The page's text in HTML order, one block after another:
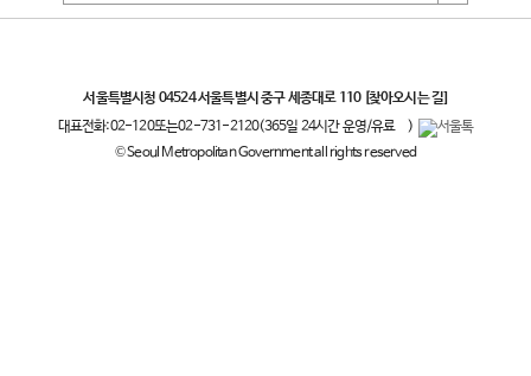
서울특별시청 04524 서울특별시 중구 세종대로 110 [찾아오시는 길]
대표전화:02-120또는02-731-2120(365일 24시간 운영/유료
)
© Seoul Metropolitan Government all rights reserved